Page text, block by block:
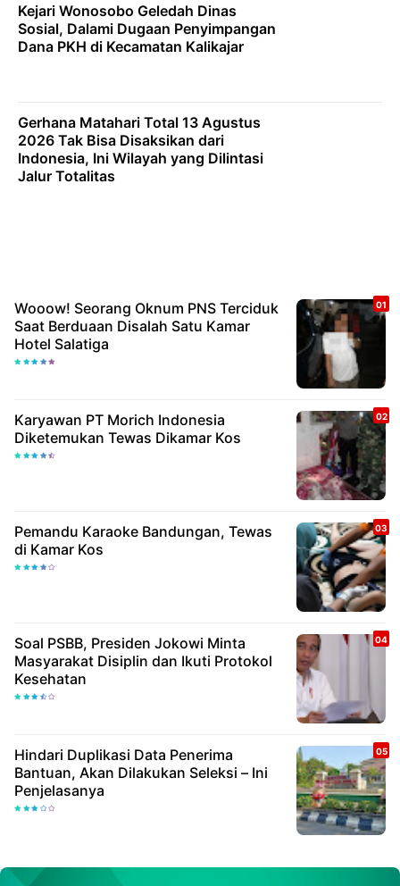
Kejari Wonosobo Geledah Dinas
Sosial, Dalami Dugaan Penyimpangan
Dana PKH di Kecamatan Kalikajar
Gerhana Matahari Total 13 Agustus
2026 Tak Bisa Disaksikan dari
Indonesia, Ini Wilayah yang Dilintasi
Jalur Totalitas
Wooow! Seorang Oknum PNS Terciduk
Saat Berduaan Disalah Satu Kamar
Hotel Salatiga
Karyawan PT Morich Indonesia
Diketemukan Tewas Dikamar Kos
Pemandu Karaoke Bandungan, Tewas
di Kamar Kos
Soal PSBB, Presiden Jokowi Minta
Masyarakat Disiplin dan Ikuti Protokol
Kesehatan
Hindari Duplikasi Data Penerima
Bantuan, Akan Dilakukan Seleksi – Ini
Penjelasanya